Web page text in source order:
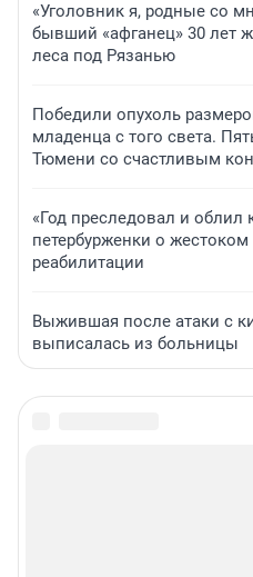
«Уголовник я, родные со
бывший «афганец» 30 лет
леса под Рязанью
Победили опухоль
младенца с того света.
Тюмени со счастливым
«Год преследовал и облил
петербурженки о
реабилитации
Выжившая после атаки с
выписалась из больницы